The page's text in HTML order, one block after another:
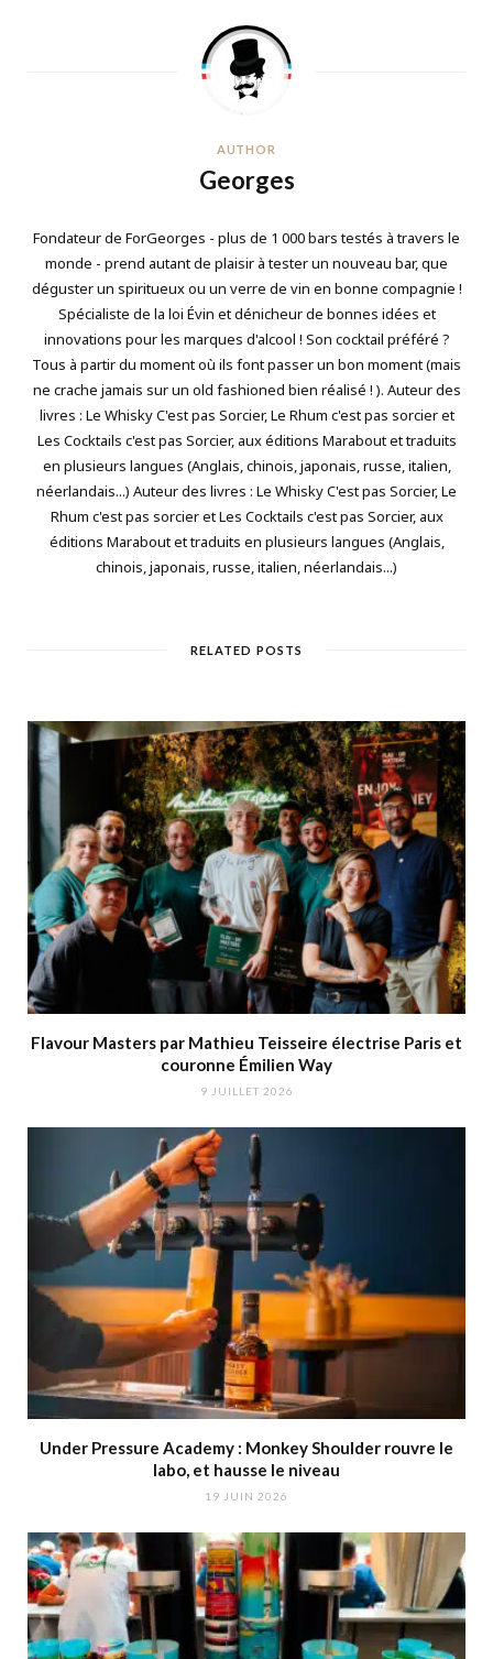
AUTHOR
Georges
Fondateur de ForGeorges - plus de 1 000 bars testés à travers le
monde - prend autant de plaisir à tester un nouveau bar, que
déguster un spiritueux ou un verre de vin en bonne compagnie !
Spécialiste de la loi Évin et dénicheur de bonnes idées et
innovations pour les marques d'alcool ! Son cocktail préféré ?
Tous à partir du moment où ils font passer un bon moment (mais
ne crache jamais sur un old fashioned bien réalisé ! ). Auteur des
livres : Le Whisky C'est pas Sorcier, Le Rhum c'est pas sorcier et
Les Cocktails c'est pas Sorcier, aux éditions Marabout et traduits
en plusieurs langues (Anglais, chinois, japonais, russe, italien,
néerlandais...) Auteur des livres : Le Whisky C'est pas Sorcier, Le
Rhum c'est pas sorcier et Les Cocktails c'est pas Sorcier, aux
éditions Marabout et traduits en plusieurs langues (Anglais,
chinois, japonais, russe, italien, néerlandais...)
RELATED POSTS
Flavour Masters par Mathieu Teisseire électrise Paris et
couronne Émilien Way
9 JUILLET 2026
Under Pressure Academy : Monkey Shoulder rouvre le
labo, et hausse le niveau
19 JUIN 2026